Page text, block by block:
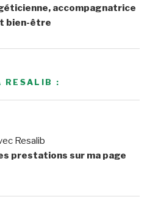
accompagnatrice
bien-être
RESALIB :
Resalib
prestations sur ma page